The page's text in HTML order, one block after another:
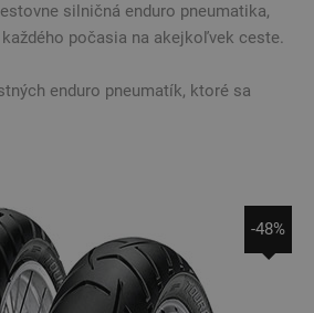
silničná enduro pneumatika,
počasia na akejkoľvek ceste.
enduro pneumatík, ktoré sa
-48%